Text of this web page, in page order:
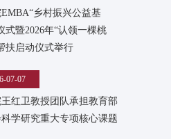
乡村振兴公益基
式暨2026年“认领一棵桃
扶启动仪式举行
07-07
红卫教授团队承担教育部
学研究重大专项核心课题